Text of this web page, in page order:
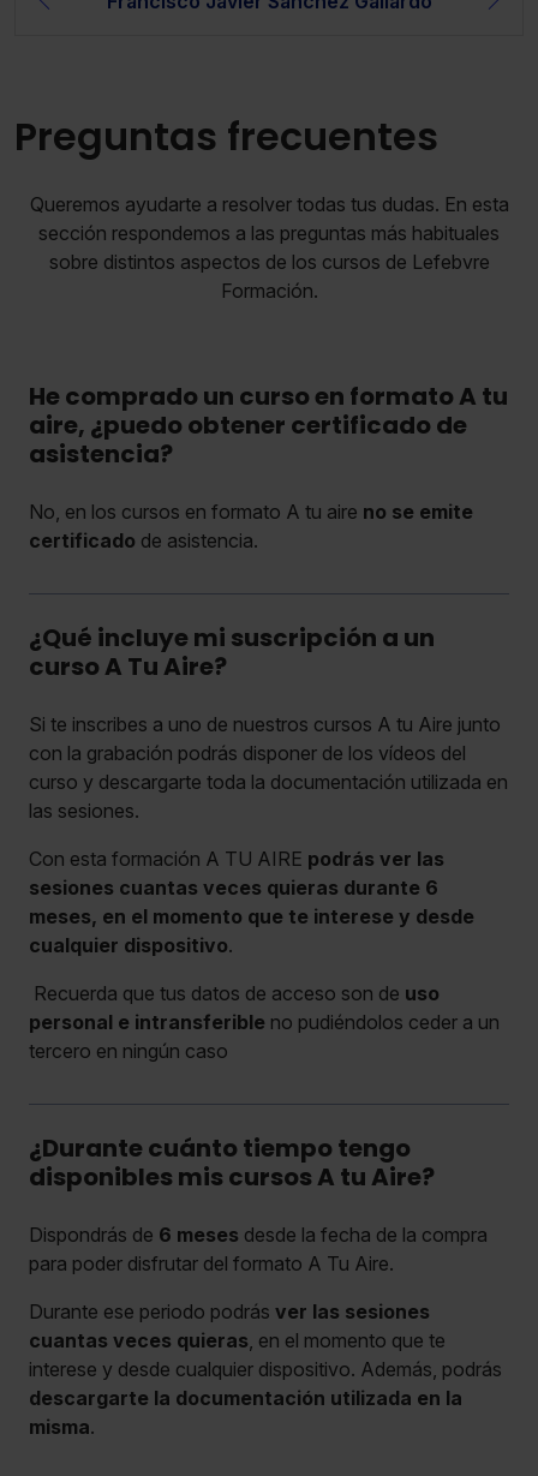
Preguntas frecuentes
Queremos ayudarte a resolver todas tus dudas. En esta
sección respondemos a las preguntas más habituales
sobre distintos aspectos de los cursos de Lefebvre
Formación.
He comprado un curso en formato A tu
aire, ¿puedo obtener certificado de
asistencia?
No, en los cursos en formato A tu aire no se emite
certificado de asistencia.
¿Qué incluye mi suscripción a un
curso A Tu Aire?
Si te inscribes a uno de nuestros cursos A tu Aire junto
con la grabación podrás disponer de los vídeos del
curso y descargarte toda la documentación utilizada en
las sesiones.
Con esta formación A TU AIRE podrás ver las
sesiones cuantas veces quieras durante 6
meses, en el momento que te interese y desde
cualquier dispositivo.
Recuerda que tus datos de acceso son de uso
personal e intransferible no pudiéndolos ceder a un
tercero en ningún caso
¿Durante cuánto tiempo tengo
disponibles mis cursos A tu Aire?
Dispondrás de 6 meses desde la fecha de la compra
para poder disfrutar del formato A Tu Aire.
Durante ese periodo podrás ver las sesiones
cuantas veces quieras , en el momento que te
interese y desde cualquier dispositivo. Además, podrás
descargarte la documentación utilizada en la
misma.